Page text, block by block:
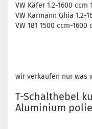
VW Käfer 1.2-1600 ccm
VW Karmann Ghia 1.2-
VW 181 1500 ccm-1600
wir verkaufen nur was
T-Schalthebel
Aluminium